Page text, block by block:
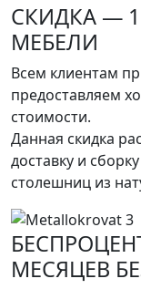
СКИДКА —
МЕБЕЛИ
Всем клиентам
предоставляем
стоимости.
Данная скидка
доставку и
столешниц из
МЕСЯЦЕВ